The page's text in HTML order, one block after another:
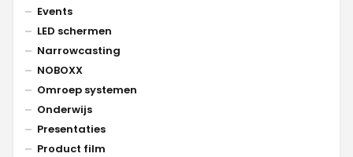
Events
LED schermen
Narrowcasting
NOBOXX
Omroep systemen
Onderwijs
Presentaties
Product film